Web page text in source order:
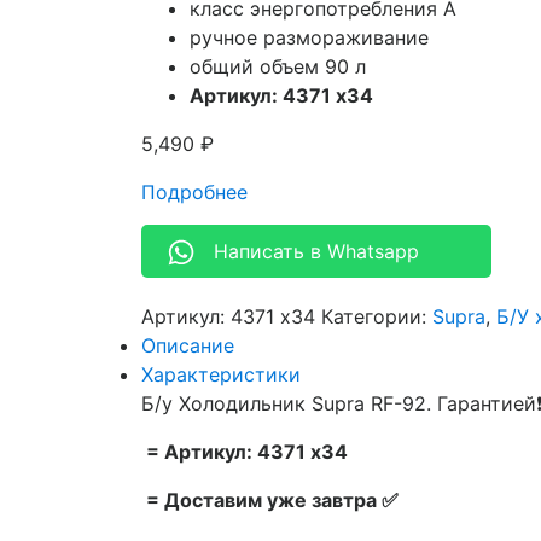
класс энергопотребления A
ручное размораживание
общий объем 90 л
Артикул: 4371 х34
5,490 ₽
Подробнее
Написать в Whatsapp
Артикул: 4371 х34 Категории: Supra, Б/У
Описание
Характеристики
Б/у Холодильник Supra RF-92. Гарантией❗
= Артикул: 4371 х34
= Доставим уже завтра ✅